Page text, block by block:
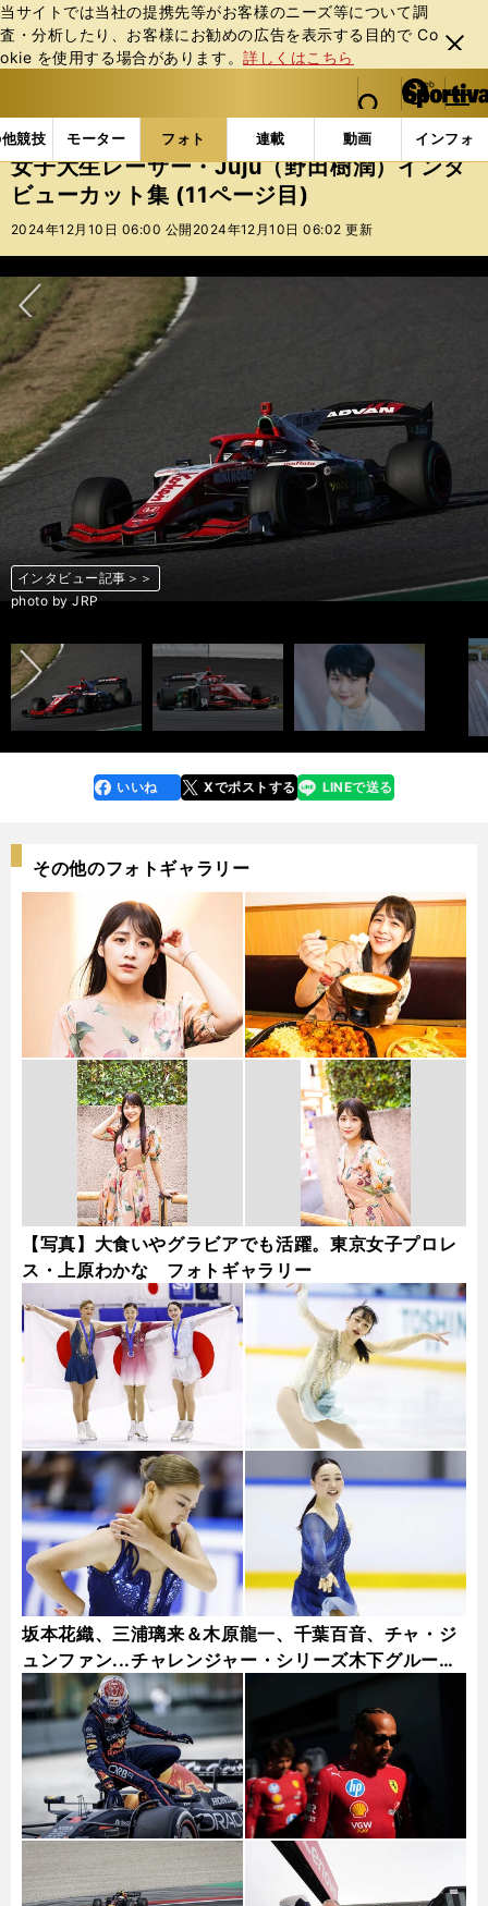
当サイトでは当社の提携先等がお客様のニーズ等について調
査・分析したり、お客様にお勧めの広告を表⽰する⽬的で Co
okie を使⽤する場合があります。詳しくはこちら
閉じ
る
web Sportiva (webスポルティーバ)
検索
マイペ
ー
ジ
メニュ
競技 モーター フォト 連載 動画 インフォ
b
ス
ポ
ル
バ
フォトギャラリー 女子大生レーサー・Juju（野田樹
女子大生レーサー・Juju（野田樹潤）インタ
ビューカット集 (11ページ目)
2024年12月10日 06:00 公開 2024年12月10日 06:02 更新
次へ
インタビュー記事＞＞
photo by Tatematsu Naozumi
インタビュー記事＞＞
photo by Tatematsu Naozumi
インタビュー記事＞＞
photo by Tatematsu Naozumi
インタビュー記事＞＞
photo by Tatematsu Naozumi
インタビュー記事＞＞
photo by Tatematsu Naozumi
インタビュー記事＞＞
photo by Tatematsu Naozumi
インタビュー記事＞＞
photo by Tatematsu Naozumi
インタビュー記事＞＞
photo by Tatematsu Naozumi
インタビュー記事＞＞
photo by Tatematsu Naozumi
インタビュー記事＞＞
photo by Tatematsu Naozumi
インタビュー記事＞＞
photo by JRP
インタビュー記事＞＞
photo by JRP
前へ
faceboo
k
いいね Xでポストする
line LINEで送る
その他のフォトギャラリー
【写真】大食いやグラビアでも活躍。東京女子プロレ
ス・上原わかな フォトギャラリー
坂本花織、三浦璃来＆木原龍一、千葉百音、チャ・ジ
ュンファン...チャレンジャー・シリーズ木下グループ
杯フォトギャラリー